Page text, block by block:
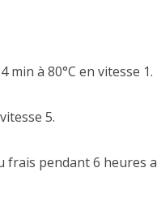
à 80°C en vitesse 1.
5.
frais pendant 6 heures